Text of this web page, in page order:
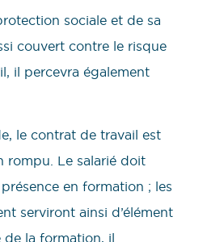
sociale et de sa
couvert contre le risque
il percevra également
le contrat de travail est
rompu. Le salarié doit
en formation ; les
serviront ainsi d’élément
de la formation, il